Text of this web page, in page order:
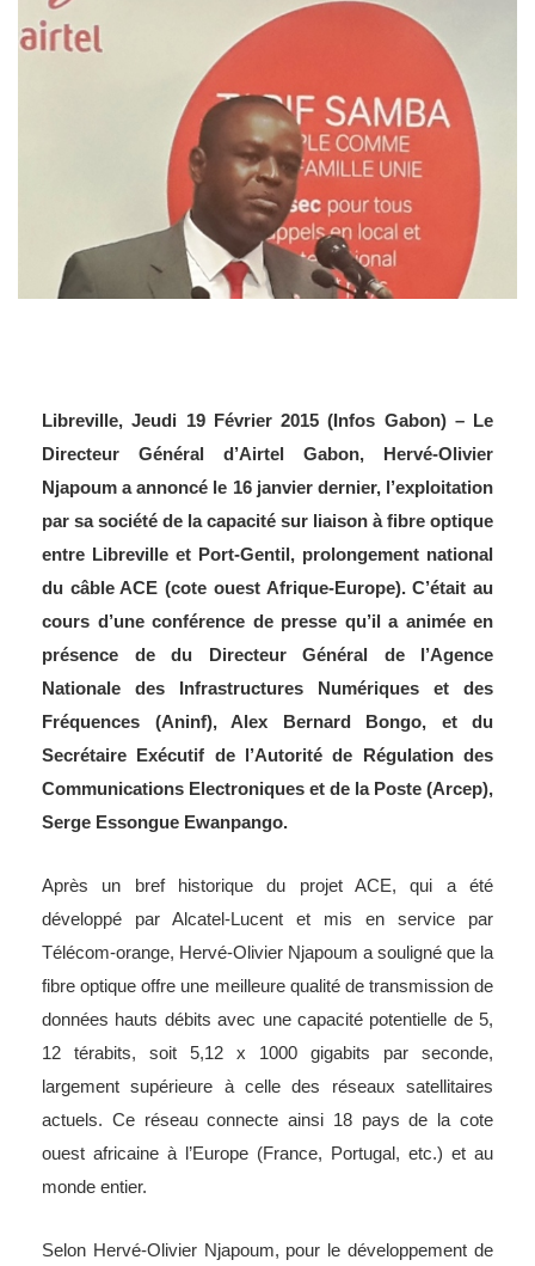
Libreville, Jeudi 19 Février 2015 (Infos Gabon) – Le
Directeur Général d’Airtel Gabon, Hervé-Olivier
Njapoum a annoncé le 16 janvier dernier, l’exploitation
par sa société de la capacité sur liaison à fibre optique
entre Libreville et Port-Gentil, prolongement national
du câble ACE (cote ouest Afrique-Europe). C’était au
cours d’une conférence de presse qu’il a animée en
présence de du Directeur Général de l’Agence
Nationale des Infrastructures Numériques et des
Fréquences (Aninf), Alex Bernard Bongo, et du
Secrétaire Exécutif de l’Autorité de Régulation des
Communications Electroniques et de la Poste (Arcep),
Serge Essongue Ewanpango.
Après un bref historique du projet ACE, qui a été
développé par Alcatel-Lucent et mis en service par
Télécom-orange, Hervé-Olivier Njapoum a souligné que la
fibre optique offre une meilleure qualité de transmission de
données hauts débits avec une capacité potentielle de 5,
12 térabits, soit 5,12 x 1000 gigabits par seconde,
largement supérieure à celle des réseaux satellitaires
actuels. Ce réseau connecte ainsi 18 pays de la cote
ouest africaine à l’Europe (France, Portugal, etc.) et au
monde entier.
Selon Hervé-Olivier Njapoum, pour le développement de